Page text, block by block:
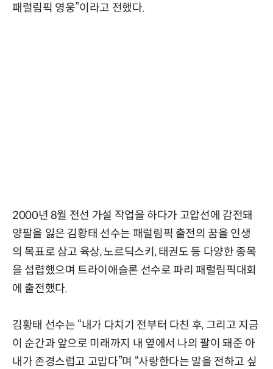
패럴림픽 영웅”이라고 전했다.
2000년 8월 전선 가설 작업을 하다가 고압선에 감전돼
양팔을 잃은 김황태 선수는 패럴림픽 출전의 꿈을 인생
의 목표로 삼고 육상, 노르딕스키, 태권도 등 다양한 종목
을 섭렵했으며 트라이애슬론 선수로 파리 패럴림픽대회
에 출전했다.
김황태 선수는 “내가 다치기 전부터 다친 후, 그리고 지금
이 순간과 앞으로 미래까지 내 옆에서 나의 팔이 돼준 아
내가 존경스럽고 고맙다”며 “사랑한다는 말을 전하고 싶